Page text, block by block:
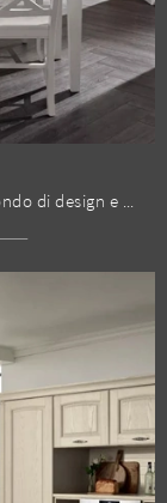
Cucine ad angolo Spar: entra e scopri un mondo di design e contenuto estetico! La cucina tradizionale Borgo 05 ti sta aspettando.